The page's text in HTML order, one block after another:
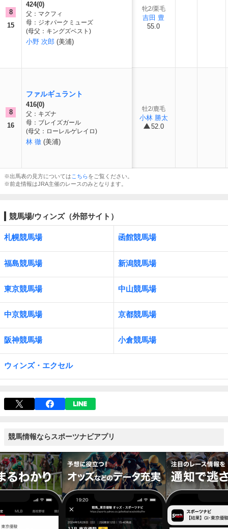
8
15
424(0)
父：マクフィ
母：ジオパークミューズ
(母父：キングズベスト)
小野 次郎 (美浦)
8
16
ファルギュラント
416(0)
父：キズナ
母：ブレイズガール
(母父：ローレルゲレイロ)
林 徹 (美浦)
牝2/栗毛
吉田 豊
55.0
牡2/鹿毛
小林 勝太
52.0
※出馬表の見方については こちらをご覧ください。
※前走情報はJRA主催のレースのみとなります。
競馬場/ウィンズ（外部サイト）
札幌競馬場 函館競馬場
福島競馬場 新潟競馬場
東京競馬場 中山競馬場
中京競馬場 京都競馬場
阪神競馬場 小倉競馬場
ウィンズ・エクセル
競馬情報ならスポーツナビアプリ